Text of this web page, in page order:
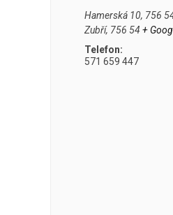
Hamerská 10, 756
Zubří, 756 54 +
Telefon:
571 659 447